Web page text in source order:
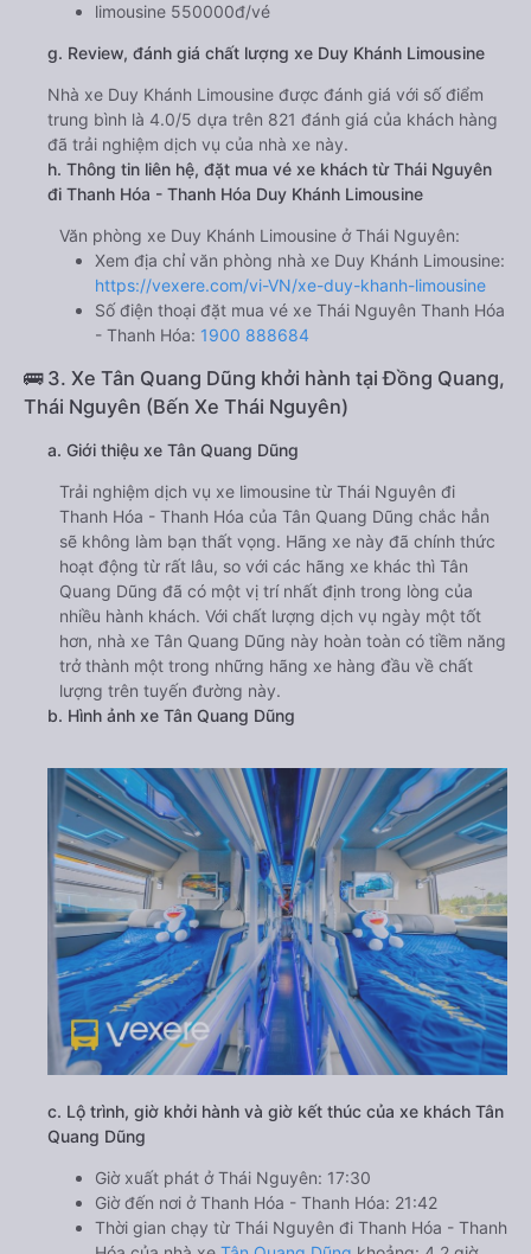
limousine 550000đ/vé
g. Review, đánh giá chất lượng xe Duy Khánh Limousine
Nhà xe Duy Khánh Limousine được đánh giá với số điểm
trung bình là 4.0/5 dựa trên 821 đánh giá của khách hàng
đã trải nghiệm dịch vụ của nhà xe này.
h. Thông tin liên hệ, đặt mua vé xe khách từ Thái Nguyên
đi Thanh Hóa - Thanh Hóa Duy Khánh Limousine
Văn phòng xe Duy Khánh Limousine ở Thái Nguyên:
Xem địa chỉ văn phòng nhà xe Duy Khánh Limousine:
https://vexere.com/vi-VN/xe-duy-khanh-limousine
Số điện thoại đặt mua vé xe Thái Nguyên Thanh Hóa
- Thanh Hóa: 1900 888684
🚌 3. Xe Tân Quang Dũng khởi hành tại Đồng Quang,
Thái Nguyên (Bến Xe Thái Nguyên)
a. Giới thiệu xe Tân Quang Dũng
Trải nghiệm dịch vụ xe limousine từ Thái Nguyên đi
Thanh Hóa - Thanh Hóa của Tân Quang Dũng chắc hẳn
sẽ không làm bạn thất vọng. Hãng xe này đã chính thức
hoạt động từ rất lâu, so với các hãng xe khác thì Tân
Quang Dũng đã có một vị trí nhất định trong lòng của
nhiều hành khách. Với chất lượng dịch vụ ngày một tốt
hơn, nhà xe Tân Quang Dũng này hoàn toàn có tiềm năng
trở thành một trong những hãng xe hàng đầu về chất
lượng trên tuyến đường này.
b. Hình ảnh xe Tân Quang Dũng
c. Lộ trình, giờ khởi hành và giờ kết thúc của xe khách Tân
Quang Dũng
Giờ xuất phát ở Thái Nguyên: 17:30
Giờ đến nơi ở Thanh Hóa - Thanh Hóa: 21:42
Thời gian chạy từ Thái Nguyên đi Thanh Hóa - Thanh